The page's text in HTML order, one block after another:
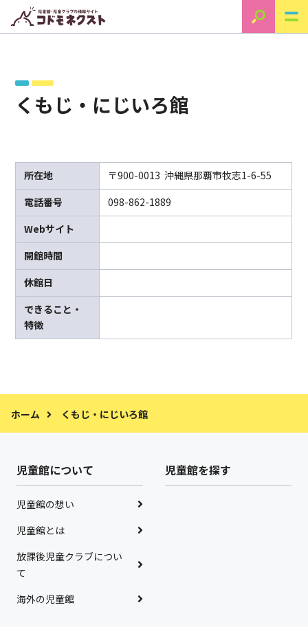
くもじ・にじいろ館
所在地
〒900-0013 沖縄県那覇市牧志1-6-55
電話番号
098-862-1889
Webサイト
開館時間
休館日
できること・
特徴
ホーム くもじ・にじいろ館
児童館について
児童館の想い
児童館とは
放課後児童クラブについ
て
海外の児童館
児童館を探す